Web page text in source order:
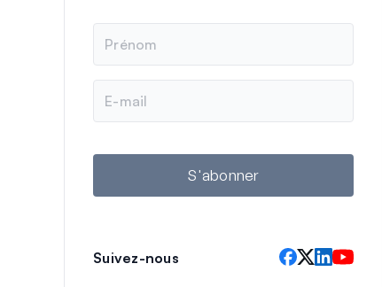
m
m
i
S'abonner
Suivez-nous